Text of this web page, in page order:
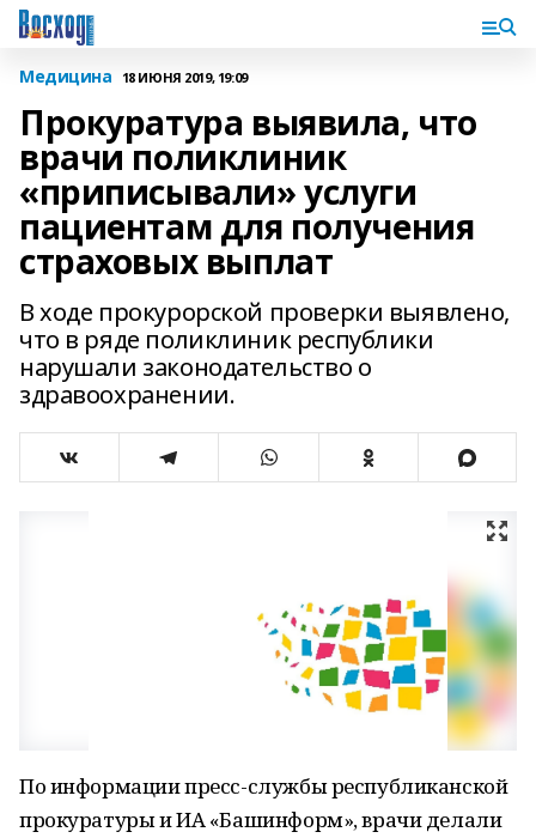
Медицина 18 ИЮНЯ 2019, 19:09
Прокуратура выявила, что
врачи поликлиник
«приписывали» услуги
пациентам для получения
страховых выплат
В ходе прокурорской проверки выявлено,
что в ряде поликлиник республики
нарушали законодательство о
здравоохранении.
По информации пресс-службы республиканской
прокуратуры и ИА «Башинформ», врачи делали